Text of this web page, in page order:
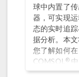
球中内置了
器，可实现
态的实时追
据分析。本
您了解如何在
COMSOL ®
类传感器进